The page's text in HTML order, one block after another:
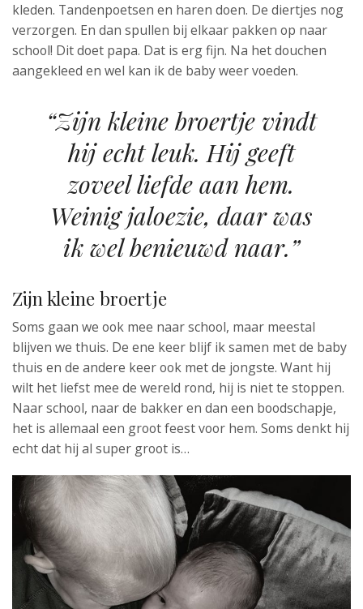
kleden. Tandenpoetsen en haren doen. De diertjes nog
verzorgen. En dan spullen bij elkaar pakken op naar
school! Dit doet papa. Dat is erg fijn. Na het douchen
aangekleed en wel kan ik de baby weer voeden.
“Zijn kleine broertje vindt
hij echt leuk. Hij geeft
zoveel liefde aan hem.
Weinig jaloezie, daar was
ik wel benieuwd naar.”
Zijn kleine broertje
Soms gaan we ook mee naar school, maar meestal
blijven we thuis. De ene keer blijf ik samen met de baby
thuis en de andere keer ook met de jongste. Want hij
wilt het liefst mee de wereld rond, hij is niet te stoppen.
Naar school, naar de bakker en dan een boodschapje,
het is allemaal een groot feest voor hem. Soms denkt hij
echt dat hij al super groot is…